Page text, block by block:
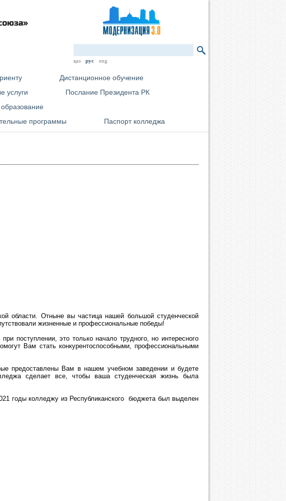
қаз рус eng
Дистанционное обучение
услуги
Послание Президента РК
программы Паспорт колледжа
области. Отныне вы частица нашей большой студенческой
жизненные и профессиональные победы!
поступлении, это только начало трудного, но интересного
Вам стать конкурентоспособными, профессиональными
предоставлены Вам в нашем учебном заведении и будете
сделает все, чтобы ваша студенческая жизнь была
годы колледжу из Республиканского бюджета был выделен